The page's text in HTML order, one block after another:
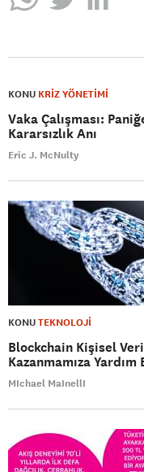
KONU KRİZ YÖNETİMİ
Vaka Çalışması:
Kararsızlık Anı
Eric J. McNulty
KONUTEKNOLOJİ
Blockchain Kişisel
Kazanmamıza
MIchael MaInellI